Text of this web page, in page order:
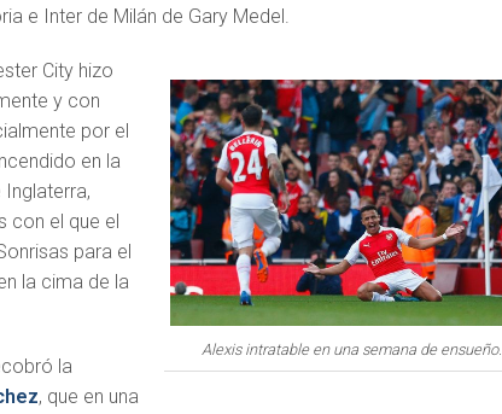
e Inter de Milán de Gary Medel.
Alexis intratable en una semana de ensueño.
City hizo
y con
por el
en la
con el que el
para el
la cima de la
la
, que en una